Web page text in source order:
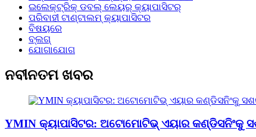
ଇଲେକ୍ଟ୍ରିକ୍ ଡବଲ୍ ଲେୟର୍ କ୍ୟାପାସିଟର୍
ପରିବାହୀ ଟାଣ୍ଟାଲମ୍ କ୍ୟାପାସିଟର
ବିଷୟରେ
ବ୍ଲଗ୍
ଯୋଗାଯୋଗ
ନବୀନତମ ଖବର
YMIN କ୍ୟାପାସିଟର: ଅଟୋମୋଟିଭ୍ ଏୟାର କଣ୍ଡିସନିଂକୁ